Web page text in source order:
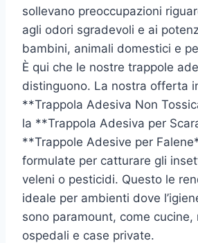
sollevano preoccupazioni
agli odori sgradevoli e ai
bambini, animali domestici e
È qui che le nostre trappole
distinguono. La nostra offerta
**Trappola Adesiva Non
la **Trappola Adesiva per
**Trappole Adesive per
formulate per catturare gli
veleni o pesticidi. Questo le
ideale per ambienti dove
sono paramount, come cucine,
ospedali e case private.